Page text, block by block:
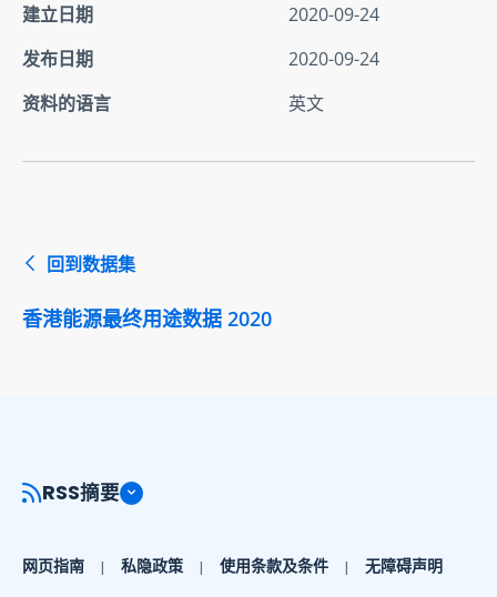
建立日期
2020-09-24
发布日期
2020-09-24
资料的语言
英文
回到数据集
香港能源最终用途数据 2020
RSS摘要
网页指南 私隐政策 使用条款及条件 无障碍声明